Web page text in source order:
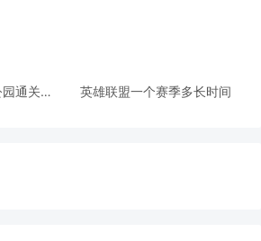
通关攻
英雄联盟一个赛季多长时间